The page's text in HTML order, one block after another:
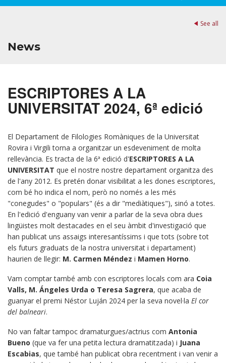
See all
News
ESCRIPTORES A LA
UNIVERSITAT 2024, 6ª edició
El Departament de Filologies Romàniques de la Universitat
Rovira i Virgili torna a organitzar un esdeveniment de molta
rellevància. Es tracta de la 6ª edició d'ESCRIPTORES A LA
UNIVERSITAT que el nostre nostre departament organitza des
de l'any 2012. Es pretén donar visibilitat a les dones escriptores,
com bé ho indica el nom, però no només a les més
"conegudes" o "populars" (és a dir "mediàtiques"), sinó a totes.
En l'edició d'enguany van venir a parlar de la seva obra dues
lingüistes molt destacades en el seu àmbit d'investigació que
han publicat uns assaigs interesantíssims i que tots (sobre tot
els futurs graduats de la nostra universitat i departament)
haurien de llegir: M. Carmen Méndez i Mamen Horno.
Vam comptar també amb con escriptores locals com ara Coia
Valls, M. Ángeles Urda o Teresa Sagrera, que acaba de
guanyar el premi Néstor Luján 2024 per la seva novel·la El cor
del balneari.
No van faltar tampoc dramaturgues/actrius com Antonia
Bueno (que va fer una petita lectura dramatitzada) i Juana
Escabias, que també han publicat obra recentment i van venir a